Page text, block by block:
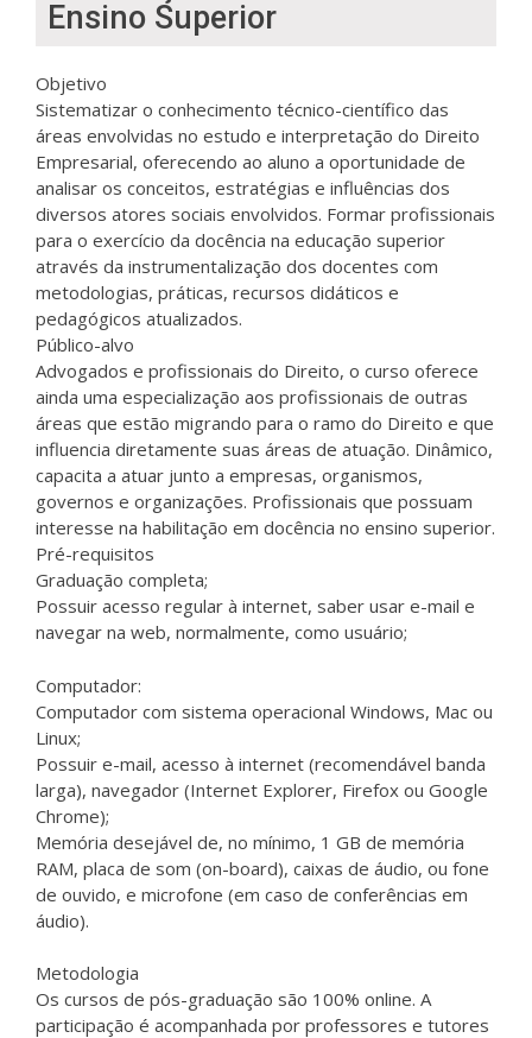
Ensino Superior
Objetivo
Sistematizar o conhecimento técnico-científico das
áreas envolvidas no estudo e interpretação do Direito
Empresarial, oferecendo ao aluno a oportunidade de
analisar os conceitos, estratégias e influências dos
diversos atores sociais envolvidos. Formar profissionais
para o exercício da docência na educação superior
através da instrumentalização dos docentes com
metodologias, práticas, recursos didáticos e
pedagógicos atualizados.
Público-alvo
Advogados e profissionais do Direito, o curso oferece
ainda uma especialização aos profissionais de outras
áreas que estão migrando para o ramo do Direito e que
influencia diretamente suas áreas de atuação. Dinâmico,
capacita a atuar junto a empresas, organismos,
governos e organizações. Profissionais que possuam
interesse na habilitação em docência no ensino superior.
Pré-requisitos
Graduação completa;
Possuir acesso regular à internet, saber usar e-mail e
navegar na web, normalmente, como usuário;
Computador:
Computador com sistema operacional Windows, Mac ou
Linux;
Possuir e-mail, acesso à internet (recomendável banda
larga), navegador (Internet Explorer, Firefox ou Google
Chrome);
Memória desejável de, no mínimo, 1 GB de memória
RAM, placa de som (on-board), caixas de áudio, ou fone
de ouvido, e microfone (em caso de conferências em
áudio).
Metodologia
Os cursos de pós-graduação são 100% online. A
participação é acompanhada por professores e tutores